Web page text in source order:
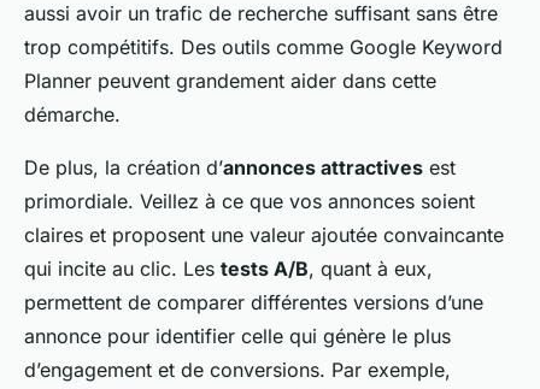
aussi avoir un trafic de recherche suffisant sans être
trop compétitifs. Des outils comme Google Keyword
Planner peuvent grandement aider dans cette
démarche.
De plus, la création d’annonces attractives est
primordiale. Veillez à ce que vos annonces soient
claires et proposent une valeur ajoutée convaincante
qui incite au clic. Les tests A/B, quant à eux,
permettent de comparer différentes versions d’une
annonce pour identifier celle qui génère le plus
d’engagement et de conversions. Par exemple,